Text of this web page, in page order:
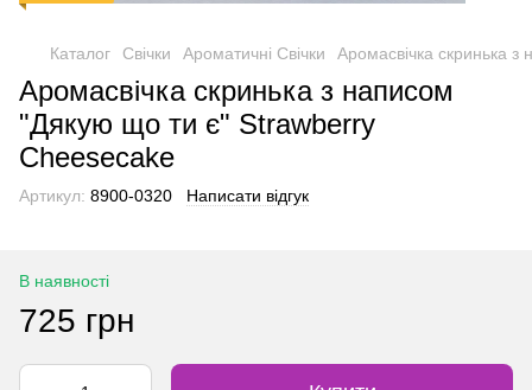
Каталог Свічки Ароматичні Свічки Аромасвічка скринька
Аромасвічка скринька з написом
"Дякую що ти є" Strawberry
Cheesecake
Артикул: 8900-0320 Написати відгук
В наявності
725 грн